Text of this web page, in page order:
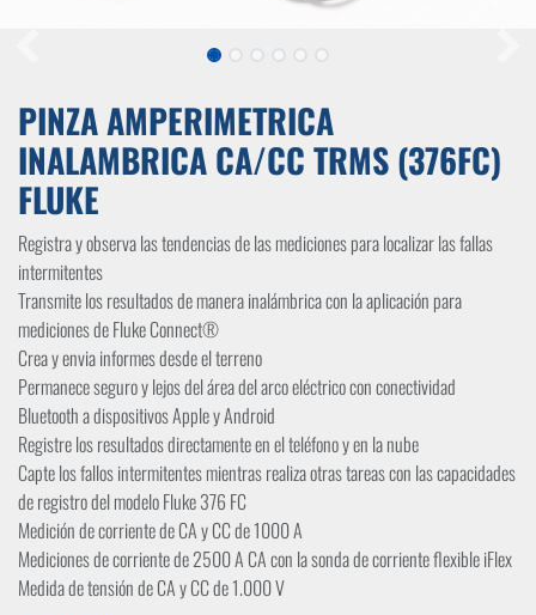
PINZA AMPERIMETRICA
INALAMBRICA CA/CC TRMS (376FC)
FLUKE
Registra y observa las tendencias de las mediciones para localizar las fallas
intermitentes
Transmite los resultados de manera inalámbrica con la aplicación para
mediciones de Fluke Connect®
Crea y envia informes desde el terreno
Permanece seguro y lejos del área del arco eléctrico con conectividad
Bluetooth a dispositivos Apple y Android
Registre los resultados directamente en el teléfono y en la nube
Capte los fallos intermitentes mientras realiza otras tareas con las capacidades
de registro del modelo Fluke 376 FC
Medición de corriente de CA y CC de 1000 A
Mediciones de corriente de 2500 A CA con la sonda de corriente flexible iFlex
Medida de tensión de CA y CC de 1.000 V